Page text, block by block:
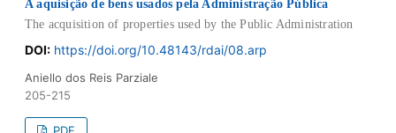
A aquisição de bens usados pela Administração Pública
The acquisition of properties used by the Public Administration
DOI: https://doi.org/10.48143/rdai/08.arp
Aniello dos Reis Parziale
205-215